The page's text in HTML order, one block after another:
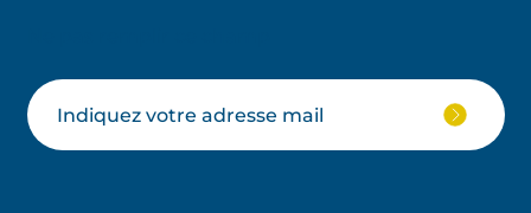
Votre
email
JE